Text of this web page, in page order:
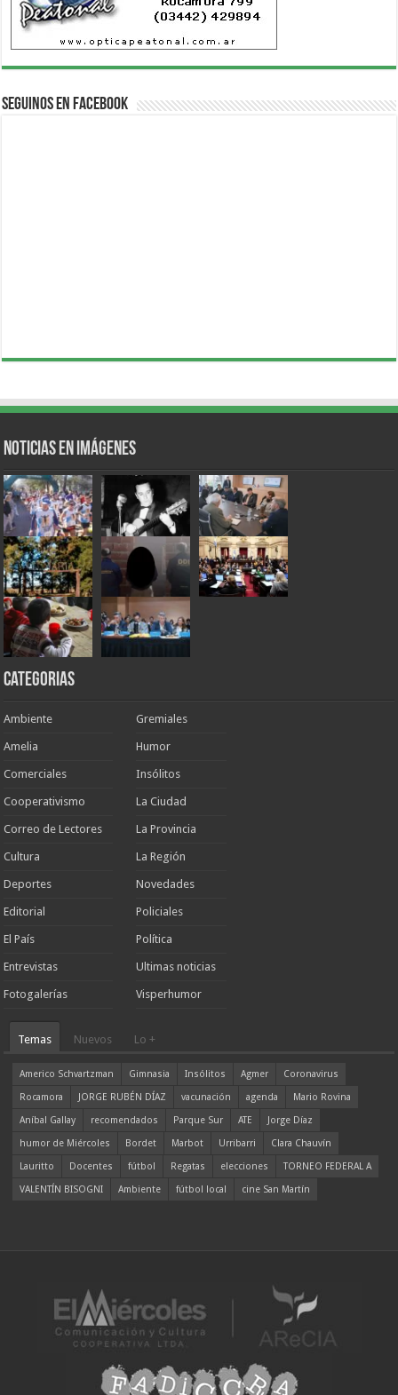
Seguinos en Facebook
Noticias en Imágenes
Categorias
Ambiente
Amelia
Comerciales
Cooperativismo
Correo de Lectores
Cultura
Deportes
Editorial
El País
Entrevistas
Fotogalerías
Gremiales
Humor
Insólitos
La Ciudad
La Provincia
La Región
Novedades
Policiales
Política
Ultimas noticias
Visperhumor
Temas Nuevos Lo +
Americo Schvartzman Gimnasia Insólitos Agmer
Coronavirus
Rocamora
JORGE RUBÉN DÍAZ vacunación agenda
Mario Rovina
Aníbal Gallay
recomendados Parque Sur ATE
Jorge Díaz
humor de Miércoles
Bordet Marbot Urribarri
Clara Chauvín
Lauritto
Docentes fútbol Regatas elecciones
TORNEO FEDERAL A
VALENTÍN BISOGNI
Ambiente fútbol local cine San Martín